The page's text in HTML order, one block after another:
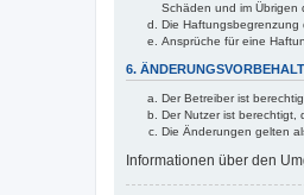
Schäden und im Übrigen
Die Haftungsbegrenzung
Ansprüche für eine
6. ÄNDERUNGSVORBEHALT
Der Betreiber ist
Der Nutzer ist berechtigt,
Die Änderungen gelten
Informationen über den